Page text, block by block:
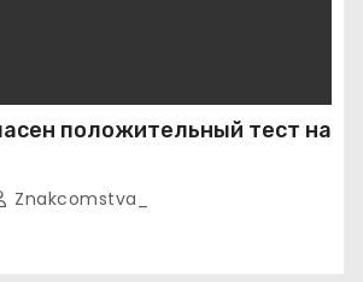
положительный тест на
Znakcomstva_